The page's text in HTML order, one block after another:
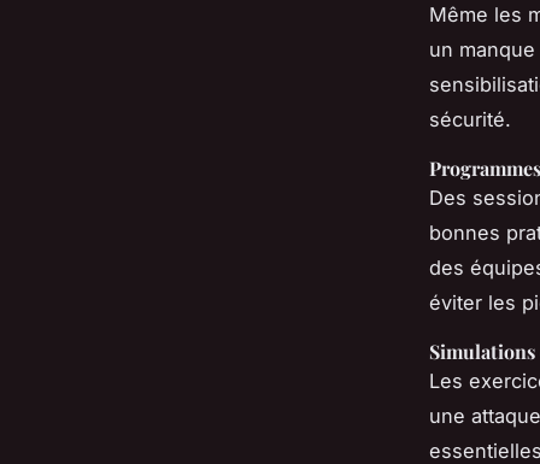
Même les
un
sécurité.
Des
bonnes
des
éviter les
Simulations
Les
une